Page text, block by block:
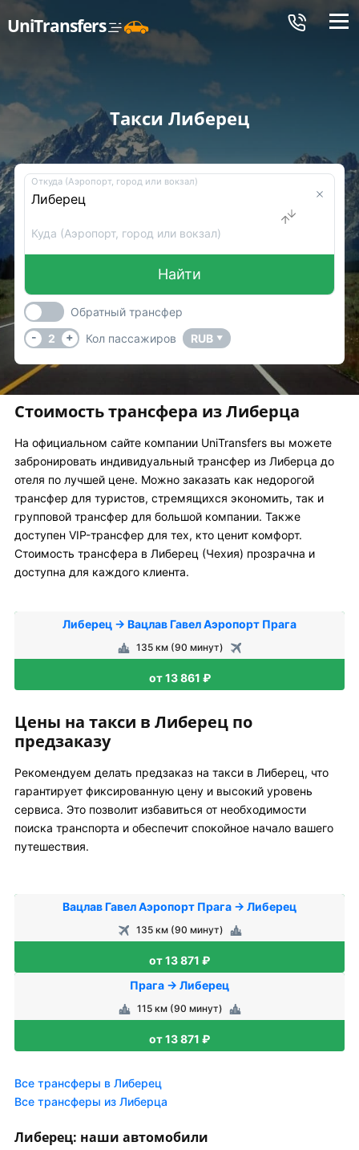
UniTransfers Меню
Такси Либерец
Откуда (Аэропорт, город или вокзал)
Куда (Аэропорт, город или вокзал)
Найти
Обратный трансфер
-
2 + Кол пассажиров RUB ▼
Стоимость трансфера из Либерца
На официальном сайте компании UniTransfers вы можете
забронировать индивидуальный трансфер из Либерца до
отеля по лучшей цене. Можно заказать как недорогой
трансфер для туристов, стремящихся экономить, так и
групповой трансфер для большой компании. Также
доступен VIP-трансфер для тех, кто ценит комфорт.
Стоимость трансфера в Либерец (Чехия) прозрачна и
доступна для каждого клиента.
Либерец → Вацлав Гавел Аэропорт Прага
135 км (90 минут)
от 13 861 ₽
Цены на такси в Либерец по
предзаказу
Рекомендуем делать предзаказ на такси в Либерец, что
гарантирует фиксированную цену и высокий уровень
сервиса. Это позволит избавиться от необходимости
поиска транспорта и обеспечит спокойное начало вашего
путешествия.
Вацлав Гавел Аэропорт Прага → Либерец
135 км (90 минут)
от 13 871 ₽
Прага → Либерец
115 км (90 минут)
от 13 871 ₽
Все трансферы в Либерец
Все трансферы из Либерца
Либерец: наши автомобили